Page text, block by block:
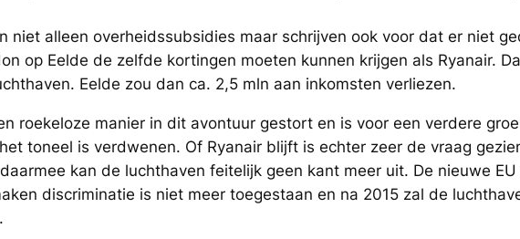
niet alleen overheidssubsidies maar schrijven ook voor dat er niet
op Eelde de zelfde kortingen moeten kunnen krijgen als Ryanair.
Eelde zou dan ca. 2,5 mln aan inkomsten verliezen.
roekeloze manier in dit avontuur gestort en is voor een verdere
toneel is verdwenen. Of Ryanair blijft is echter zeer de vraag
kan de luchthaven feitelijk geen kant meer uit. De nieuwe
discriminatie is niet meer toegestaan en na 2015 zal de